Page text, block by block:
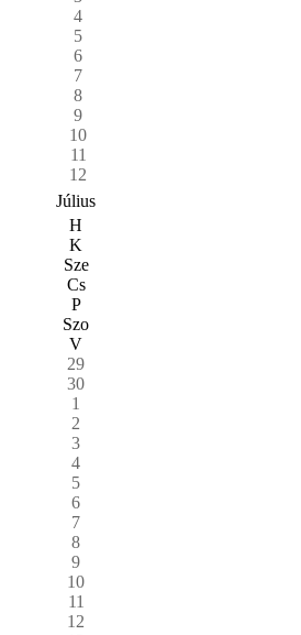
4
5
6
7
8
9
10
11
12
Július
H
K
Sze
Cs
P
Szo
V
29
30
1
2
3
4
5
6
7
8
9
10
11
12